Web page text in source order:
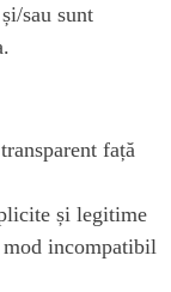
sau sunt
față
și legitime
incompatibil